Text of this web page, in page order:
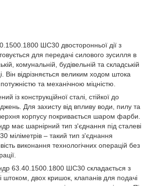
ШС30 двосторонньої дії з
для передачі силового зусилля в
комунальній, будівельній та складській
Він відрізняється великим ходом штока
та механічною міцністю.
із конструкційної сталі, стійкої до
Для захисту від впливу води, пилу та
корпусу покривається шаром фарби.
має шарнірний тип з'єднання під сталеві
міліметрів – такий тип з'єднання
виконання технологічних операцій без
63.40.1500.1800 ШС30 складається з
штоком, двох кришок, клапанів для подачі